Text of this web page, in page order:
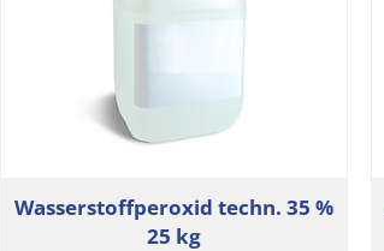
Wasserstoffperoxid techn. 35 %
25 kg